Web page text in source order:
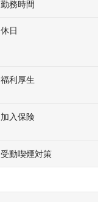
勤務時間
休日
福利厚生
加入保険
受動喫煙対策